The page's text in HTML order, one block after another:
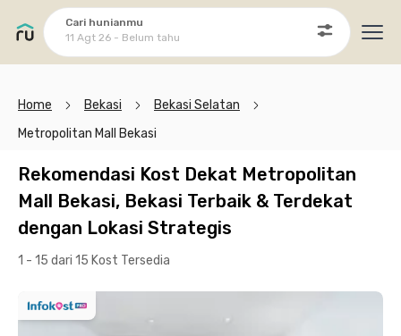
Cari hunianmu
11 Agt 26 - Belum tahu
Home Bekasi
Bekasi Selatan
Metropolitan Mall Bekasi
Rekomendasi Kost Dekat Metropolitan
Mall Bekasi, Bekasi Terbaik & Terdekat
dengan Lokasi Strategis
1 - 15 dari 15 Kost Tersedia